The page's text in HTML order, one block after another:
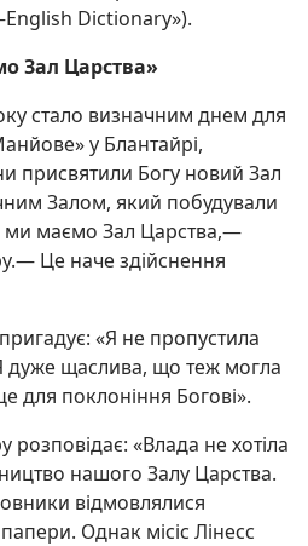
Dictionary»).
Зал Царства»
стало визначним днем для
у Блантайрі,
присвятили Богу новий Зал
Залом, який побудували
ми маємо Зал Царства,—
Це наче здійснення
«Я не пропустила
дуже щаслива, що теж могла
для поклоніння Богові».
«Влада не хотіла
нашого Залу Царства.
відмовлялися
Однак місіс Лінесс